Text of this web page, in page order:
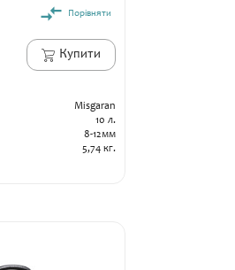
Порівняти
Купити
Misgaran
10 л.
8-12мм
5,74 кг.